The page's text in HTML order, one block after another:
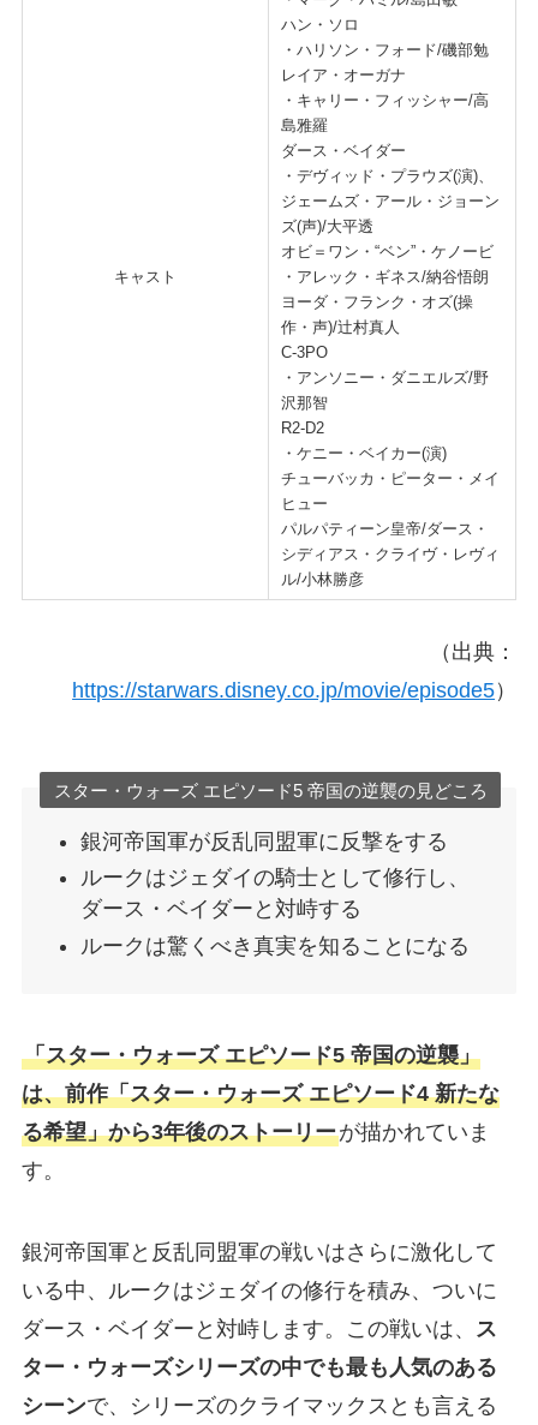
キャスト
ハン・ソロ
・ハリソン・フォード/磯部勉
レイア・オーガナ
・キャリー・フィッシャー/高
島雅羅
ダース・ベイダー
・デヴィッド・プラウズ(演)、
ジェームズ・アール・ジョーン
ズ(声)/大平透
オビ＝ワン・“ベン”・ケノービ
・アレック・ギネス/納谷悟朗
ヨーダ・フランク・オズ(操
作・声)/辻村真人
C-3PO
・アンソニー・ダニエルズ/野
沢那智
R2-D2
・ケニー・ベイカー(演)
チューバッカ・ピーター・メイ
ヒュー
パルパティーン皇帝/ダース・
シディアス・クライヴ・レヴィ
ル/小林勝彦
（出典：
https://starwars.disney.co.jp/movie/episode5）
スター・ウォーズ エピソード5 帝国の逆襲の見どころ
銀河帝国軍が反乱同盟軍に反撃をする
ルークはジェダイの騎士として修行し、
ダース・ベイダーと対峙する
ルークは驚くべき真実を知ることになる
「スター・ウォーズ エピソード5 帝国の逆襲」
は、前作「スター・ウォーズ エピソード4 新たな
る希望」から3年後のストーリーが描かれていま
す。
銀河帝国軍と反乱同盟軍の戦いはさらに激化して
いる中、ルークはジェダイの修行を積み、ついに
ダース・ベイダーと対峙します。この戦いは、 ス
ター・ウォーズシリーズの中でも最も人気のある
シーンで、シリーズのクライマックスとも言える